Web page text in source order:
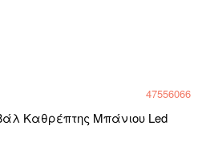
47556066
Καθρέπτης Μπάνιου Led